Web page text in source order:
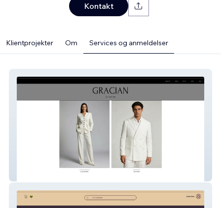
Kontakt
Klientprojekter Om Services og anmeldelser